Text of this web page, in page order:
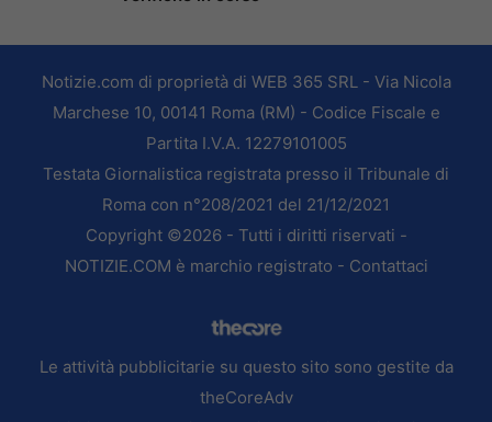
Notizie.com di proprietà di WEB 365 SRL - Via Nicola
Marchese 10, 00141 Roma (RM) - Codice Fiscale e
Partita I.V.A. 12279101005
Testata Giornalistica registrata presso il Tribunale di
Roma con n°208/2021 del 21/12/2021
Copyright ©2026 - Tutti i diritti riservati -
NOTIZIE.COM è marchio registrato - Contattaci
Le attività pubblicitarie su questo sito sono gestite da
theCoreAdv